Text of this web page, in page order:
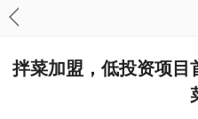
拌菜加盟，低投资项目